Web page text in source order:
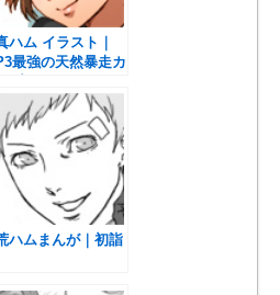
ハム イラスト｜
最強の天然暴走カ
ハムまんが｜初詣